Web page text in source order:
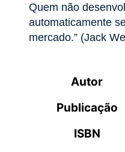
Quem não
automaticamente
mercado.” (Jack
Autor
Publicação
ISBN